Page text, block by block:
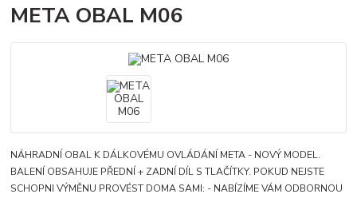
META OBAL M06
NÁHRADNÍ OBAL K DÁLKOVÉMU OVLÁDÁNÍ META - NOVÝ MODEL.
BALENÍ OBSAHUJE PŘEDNÍ + ZADNÍ DÍL S TLAČÍTKY. POKUD NEJSTE
SCHOPNI VÝMĚNU PROVÉST DOMA SAMI: - NABÍZÍME VÁM ODBORNOU